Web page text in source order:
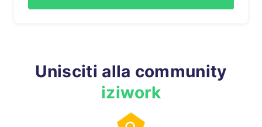
Unisciti alla community
iziwork